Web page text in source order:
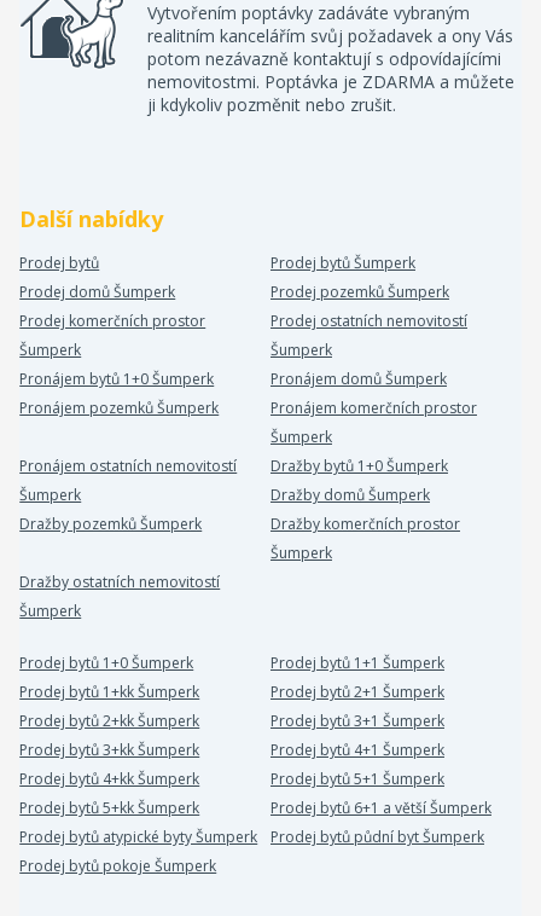
Vytvořením poptávky zadáváte vybraným
realitním kancelářím svůj požadavek a ony Vás
potom nezávazně kontaktují s odpovídajícími
nemovitostmi. Poptávka je ZDARMA a můžete
ji kdykoliv pozměnit nebo zrušit.
Další nabídky
Prodej bytů
Prodej bytů Šumperk
Prodej domů Šumperk
Prodej pozemků Šumperk
Prodej komerčních prostor
Šumperk
Prodej ostatních nemovitostí
Šumperk
Pronájem bytů 1+0 Šumperk
Pronájem domů Šumperk
Pronájem pozemků Šumperk
Pronájem komerčních prostor
Šumperk
Pronájem ostatních nemovitostí
Šumperk
Dražby bytů 1+0 Šumperk
Dražby domů Šumperk
Dražby pozemků Šumperk
Dražby komerčních prostor
Šumperk
Dražby ostatních nemovitostí
Šumperk
Prodej bytů 1+0 Šumperk
Prodej bytů 1+1 Šumperk
Prodej bytů 1+kk Šumperk
Prodej bytů 2+1 Šumperk
Prodej bytů 2+kk Šumperk
Prodej bytů 3+1 Šumperk
Prodej bytů 3+kk Šumperk
Prodej bytů 4+1 Šumperk
Prodej bytů 4+kk Šumperk
Prodej bytů 5+1 Šumperk
Prodej bytů 5+kk Šumperk
Prodej bytů 6+1 a větší Šumperk
Prodej bytů atypické byty Šumperk
Prodej bytů půdní byt Šumperk
Prodej bytů pokoje Šumperk